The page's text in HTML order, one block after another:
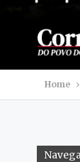
Home